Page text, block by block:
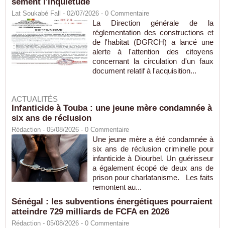
sèment l'inquiétude
Lat Soukabé Fall - 02/07/2026 - 0 Commentaire
La Direction générale de la
réglementation des constructions et
de l'habitat (DGRCH) a lancé une
alerte à l'attention des citoyens
concernant la circulation d'un faux
document relatif à l'acquisition...
ACTUALITÉS
Infanticide à Touba : une jeune mère condamnée à
six ans de réclusion
Rédaction - 05/08/2026 - 0 Commentaire
Une jeune mère a été condamnée à
six ans de réclusion criminelle pour
infanticide à Diourbel. Un guérisseur
a également écopé de deux ans de
prison pour charlatanisme. Les faits
remontent au...
Sénégal : les subventions énergétiques pourraient
atteindre 729 milliards de FCFA en 2026
Rédaction - 05/08/2026 - 0 Commentaire